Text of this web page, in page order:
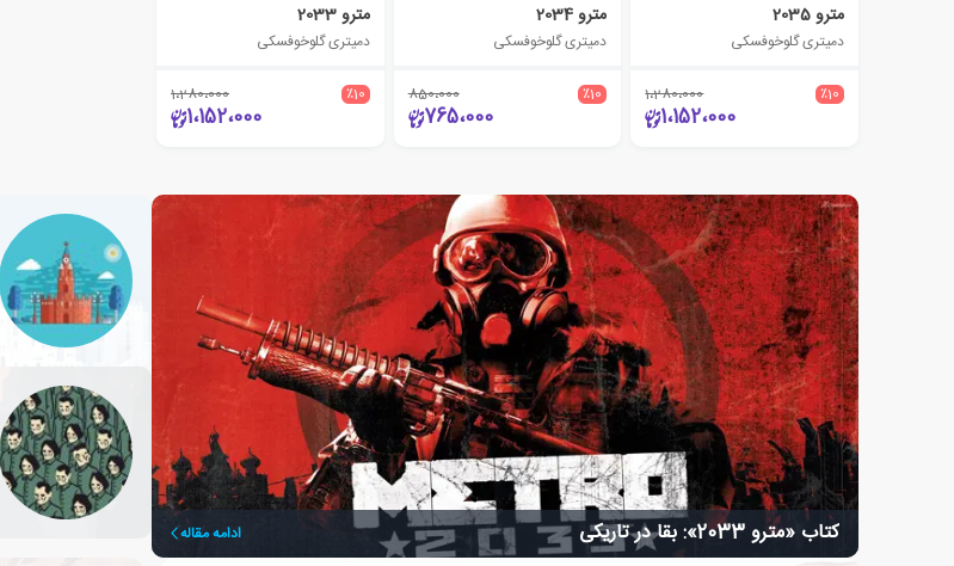
مترو 2035
دمیتری گلوخوفسکی
٪10 1،280،000
1،152،000
مترو 2034
دمیتری گلوخوفسکی
٪10 850،000
765،000
مترو 2033
دمیتری گلوخوفسکی
٪10 1،280،000
1،152،000
کتاب «مترو 2033»: بقا در تاریکی ادامه مقاله